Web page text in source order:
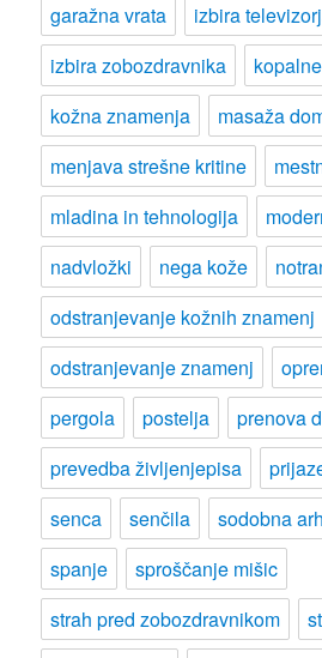
garažna vrata
izbira
izbira zobozdravnika
kožna znamenja
masaža
menjava strešne kritine
mladina in tehnologija
nadvložki
nega kože
odstranjevanje kožnih znamenj
odstranjevanje znamenj
pergola
postelja
prenova
prevedba življenjepisa
senca
senčila
sodobna
spanje
sproščanje mišic
strah pred zobozdravnikom